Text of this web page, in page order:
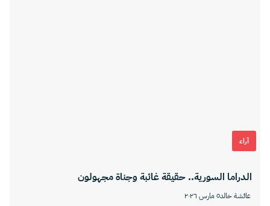
آراء
الدراما السورية.. حقيقة غائبة وجناة مجهولون
عائشة خالد٥ مارس ٢٠٢٦